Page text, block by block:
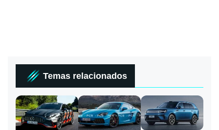
Temas relacionados